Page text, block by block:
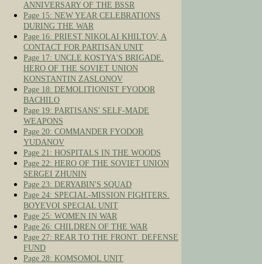
ANNIVERSARY OF THE BSSR
Page 15: NEW YEAR CELEBRATIONS
DURING THE WAR
Page 16: PRIEST NIKOLAI KHILTOV, A
CONTACT FOR PARTISAN UNIT
Page 17: UNCLE KOSTYA'S BRIGADE.
HERO OF THE SOVIET UNION
KONSTANTIN ZASLONOV
Page 18: DEMOLITIONIST FYODOR
BACHILO
Page 19: PARTISANS' SELF-MADE
WEAPONS
Page 20: COMMANDER FYODOR
YUDANOV
Page 21: HOSPITALS IN THE WOODS
Page 22: HERO OF THE SOVIET UNION
SERGEI ZHUNIN
Page 23: DERYABIN'S SQUAD
Page 24: SPECIAL-MISSION FIGHTERS.
BOYEVOI SPECIAL UNIT
Page 25: WOMEN IN WAR
Page 26: CHILDREN OF THE WAR
Page 27: REAR TO THE FRONT. DEFENSE
FUND
Page 28: KOMSOMOL UNIT